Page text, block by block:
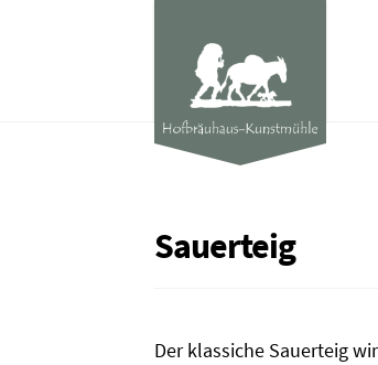
Sauerteig
Der klassiche Sauerteig